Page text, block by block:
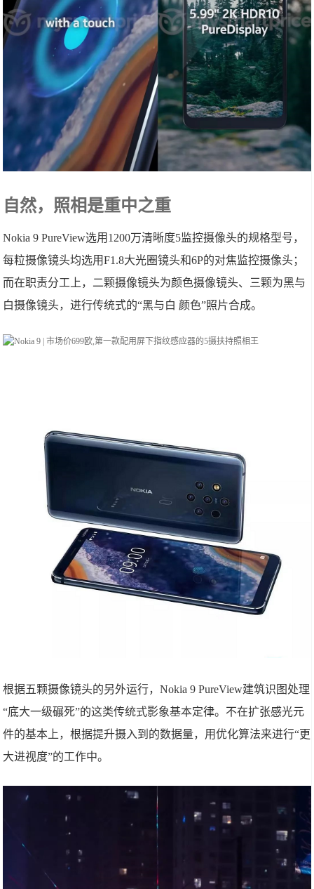
自然，照相是重中之重
Nokia 9 PureView选用1200万清晰度5监控摄像头的规格型号，
每粒摄像镜头均选用F1.8大光圈镜头和6P的对焦监控摄像头；
而在职责分工上，二颗摄像镜头为颜色摄像镜头、三颗为黑与
白摄像镜头，进行传统式的“黑与白 颜色”照片合成。
根据五颗摄像镜头的另外运行，Nokia 9 PureView建筑识图处理
“底大一级碾死”的这类传统式影象基本定律。不在扩张感光元
件的基本上，根据提升摄入到的数据量，用优化算法来进行“更
大进视度”的工作中。